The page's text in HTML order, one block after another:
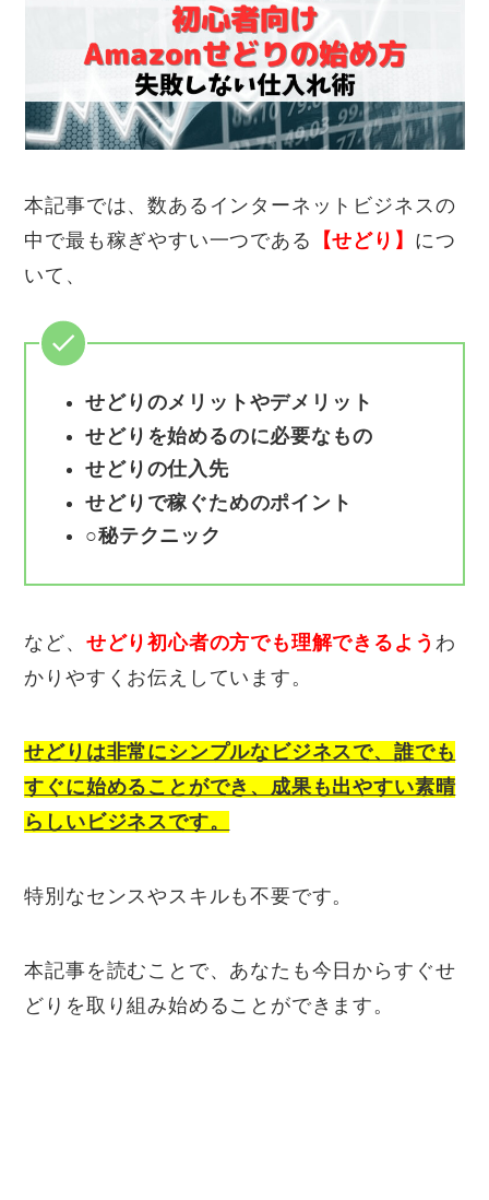
本記事では、数あるインターネットビジネスの
中で最も稼ぎやすい一つである
【せどり】 につ
いて、
せどりのメリットやデメリット
せどりを始めるのに必要なもの
せどりの仕入先
せどりで稼ぐためのポイント
○秘テクニック
など、 せどり初心者の方でも理解できるよう わ
かりやすくお伝えしています。
せどりは非常にシンプルなビジネスで、誰でも
すぐに始めることができ、 成果も出やすい素晴
らしいビジネスです。
特別なセンスやスキルも不要です。
本記事を読むことで、あなたも今日からすぐせ
どりを取り組み始めることができます。